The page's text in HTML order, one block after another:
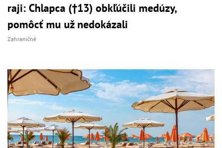
raji: Chlapca (†13) obkľúčili medúzy,
pomôcť mu už nedokázali
Zahraničné